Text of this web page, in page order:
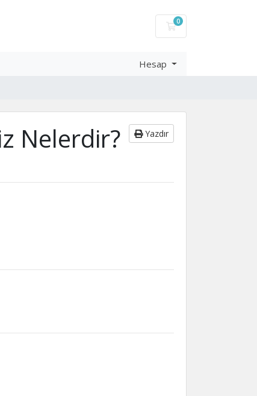
0
Sepet
Hesap
Nelerdir? Yazdır